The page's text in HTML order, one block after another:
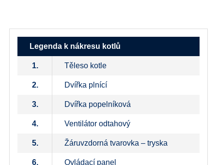
Legenda k nákresu kotlů
1. Těleso kotle
2. Dvířka plnící
3. Dvířka popelníková
4. Ventilátor odtahový
5. Žáruvzdorná tvarovka – tryska
6. Ovládací panel